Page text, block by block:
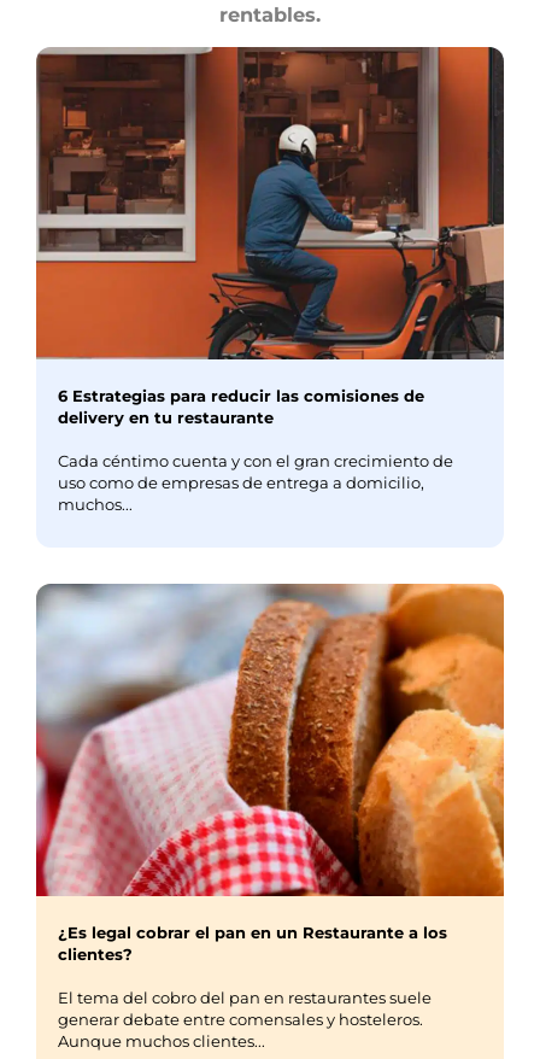
rentables.
6 Estrategias para reducir las comisiones de
delivery en tu restaurante
Cada céntimo cuenta y con el gran crecimiento de
uso como de empresas de entrega a domicilio,
muchos...
¿Es legal cobrar el pan en un Restaurante a los
clientes?
El tema del cobro del pan en restaurantes suele
generar debate entre comensales y hosteleros.
Aunque muchos clientes...